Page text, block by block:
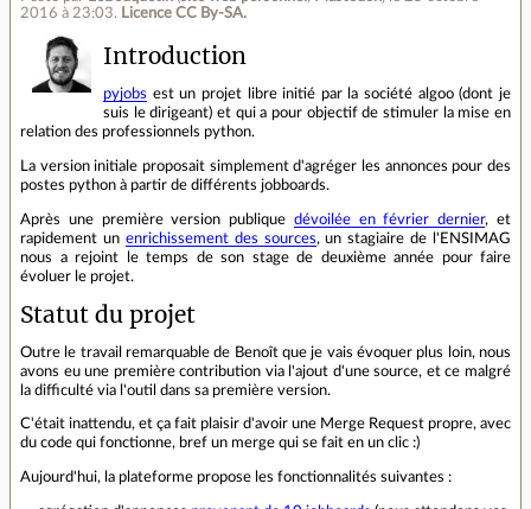
2016 à 23:03. Licence CC By‑SA.
Introduction
pyjobs est un projet libre initié par la société algoo (dont je
suis le dirigeant) et qui a pour objectif de stimuler la mise en
relation des professionnels python.
La version initiale proposait simplement d'agréger les annonces pour des
postes python à partir de différents jobboards.
Après une première version publique dévoilée en février dernier, et
rapidement un enrichissement des sources, un stagiaire de l'ENSIMAG
nous a rejoint le temps de son stage de deuxième année pour faire
évoluer le projet.
Statut du projet
Outre le travail remarquable de Benoît que je vais évoquer plus loin, nous
avons eu une première contribution via l'ajout d'une source, et ce malgré
la difficulté via l'outil dans sa première version.
C'était inattendu, et ça fait plaisir d'avoir une Merge Request propre, avec
du code qui fonctionne, bref un merge qui se fait en un clic :)
Aujourd'hui, la plateforme propose les fonctionnalités suivantes :